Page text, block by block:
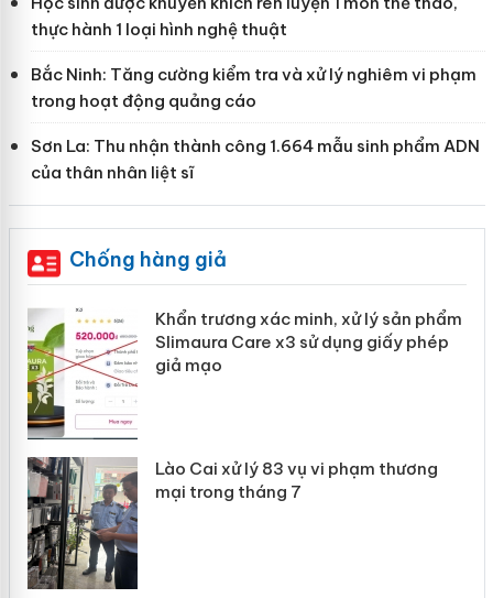
thực hành 1 loại hình nghệ thuật
Bắc Ninh: Tăng cường kiểm tra và xử lý nghiêm vi phạm
trong hoạt động quảng cáo
Sơn La: Thu nhận thành công 1.664 mẫu sinh phẩm ADN
của thân nhân liệt sĩ
Chống hàng giả
Khẩn trương xác minh, xử lý sản phẩm
Slimaura Care x3 sử dụng giấy phép
giả mạo
Lào Cai xử lý 83 vụ vi phạm thương
mại trong tháng 7